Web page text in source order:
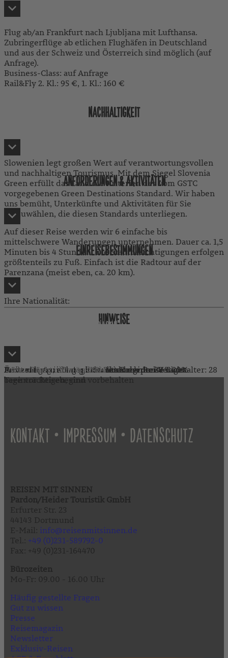
Flug ab/an Frankfurt nach Ljubljana mit Lufthansa.
Zubringerflüge ab etlichen Flughäfen in Deutschland
und aus der Schweiz und Österreich sind möglich (auf
Anfrage).
Business-Class: auf Anfrage
Rail&Fly 2. Kl.: 95 €, 1. Kl.: 160 €
NACHHALTIGKEIT
Slowenien legt großen Wert auf verantwortungsvollen
und nachhaltigen Tourismus. Mit dem Siegel Slovenia
Green erfüllt das Land die Kriterien des vom GSTC
vorgegebenen Green Destinations Standard. Wir haben
uns bemüht, Unterkünfte und Aktivitäten für Sie
auszuwählen, die diesen Standards unterliegen.
ANFORDERUNGEN & AKTIVITÄTEN
Auf dieser Reise werden wir 6 einfache bis
mittelschwere Wanderungen unternehmen. Dauer ca. 1,5
Minuten bis 4 Stunden. Die Stadtbesichtigungen erfolgen
größtenteils zu Fuß. Einfach ist die Radtour auf der
Parenzana (meist eben, ca. 20 km).
EINREISEBESTIMMUNGEN
Ihre Nationalität:
EINREISEBESTIMMUNGEN ABFRAGEN
HINWEISE
Änderungen, die den Charakter der Reise nicht
beeinträchtigen, sind vorbehalten
Höhe der Anzahlung in % des Reisepreises: 20%
Restzahlung in Tagen vor Reisebeginn: 28 Tage
Letzte Rücktrittsmöglichkeit durch den Veranstalter: 28
Tage vor Reisebeginn
ZURÜCK ZU UNSEREN SLOWENIEN-REISEN
KONTAKT • IMPRESSUM • DATENSCHUTZ
info@reisenmitsinnen.de
+49 (0)231-589792-0
Häufig gestellte Fragen
Gut zu wissen
Presse
Reisemagazin
Newsletter
Exklusiv-Reisen